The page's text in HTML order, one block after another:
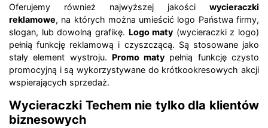
Oferujemy również najwyższej jakości wycieraczki
reklamowe, na których można umieścić logo Państwa firmy,
slogan, lub dowolną grafikę. Logo maty (wycieraczki z logo)
pełnią funkcję reklamową i czyszczącą. Są stosowane jako
stały element wystroju. Promo maty pełnią funkcję czysto
promocyjną i są wykorzystywane do krótkookresowych akcji
wspierających sprzedaż.
Wycieraczki Techem nie tylko dla klientów
biznesowych